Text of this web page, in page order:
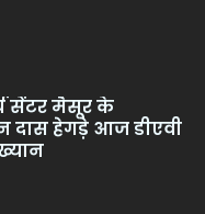
सेंटर मैसूर के
दास हेगड़े आज डीएवी